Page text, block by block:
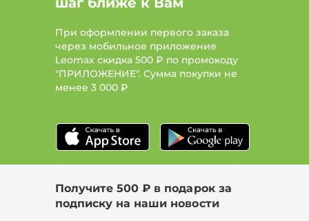
При оформлении первого заказа
через мобильное приложение
Leomax скидка 500 ₽ по промокоду
"ПРИЛОЖЕНИЕ". Сумма покупки не
менее 3 000 ₽
Получите 500 ₽ в подарок за
подписку на наши новости